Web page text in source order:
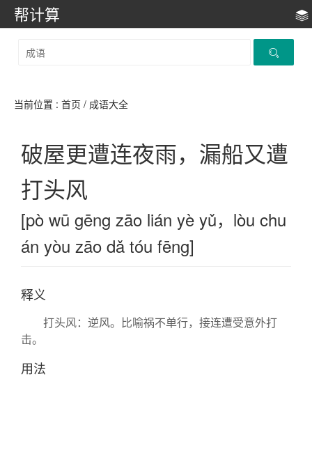
帮计算
当前位置 : 首页 / 成语大全
破屋更遭连夜雨，漏船又遭
打头风
[pò wū gēng zāo lián yè yǔ，lòu chu
án yòu zāo dǎ tóu fēng]
释义
打头风：逆风。比喻祸不单行，接连遭受意外打
击。
用法